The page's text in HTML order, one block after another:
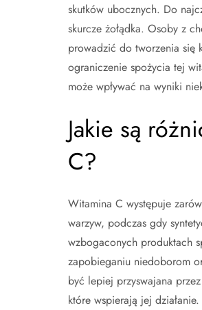
skutków ubocznych. Do
skurcze żołądka. Osoby z
prowadzić do tworzenia się
ograniczenie spożycia tej
może wpływać na wyniki
Jakie są
C?
Witamina C występuje
warzyw, podczas gdy
wzbogaconych produktach
zapobieganiu niedoborom
być lepiej przyswajana
które wspierają jej